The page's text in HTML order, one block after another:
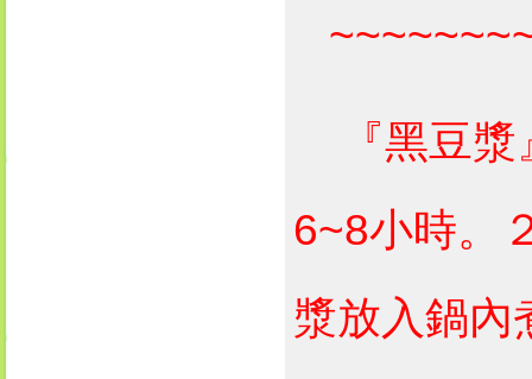
『黑豆
6~8小時。
漿放入鍋內